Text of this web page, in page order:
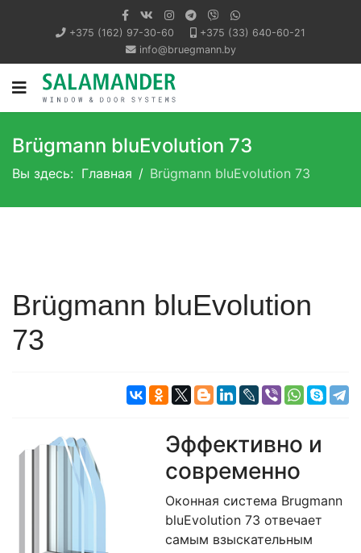
+375 (162) 97-30-60
+375 (33) 640-60-21
info@bruegmann.by
Brügmann bluEvolution 73
Вы здесь: Главная Brügmann bluEvolution 73
Brügmann bluEvolution
73
Эффективно и
современно
Оконная система Brugmann
bluEvolution 73 отвечает
самым взыскательным